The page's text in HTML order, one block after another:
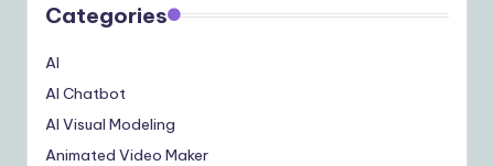
Categories
AI
AI Chatbot
AI Visual Modeling
Animated Video Maker